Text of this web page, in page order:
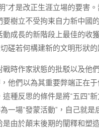
”才是改正生涯立場的要害
樹立不受拘束自力新中國
成長的新階段上最佳的收
磋若何構建新的文明形狀的
時作家狀態的批駁以及他
，他們以為其重要弊端正在
種反思的條件是將“五四”
一場“發蒙活動”，自己就
由於顛末後期的闡釋和塑